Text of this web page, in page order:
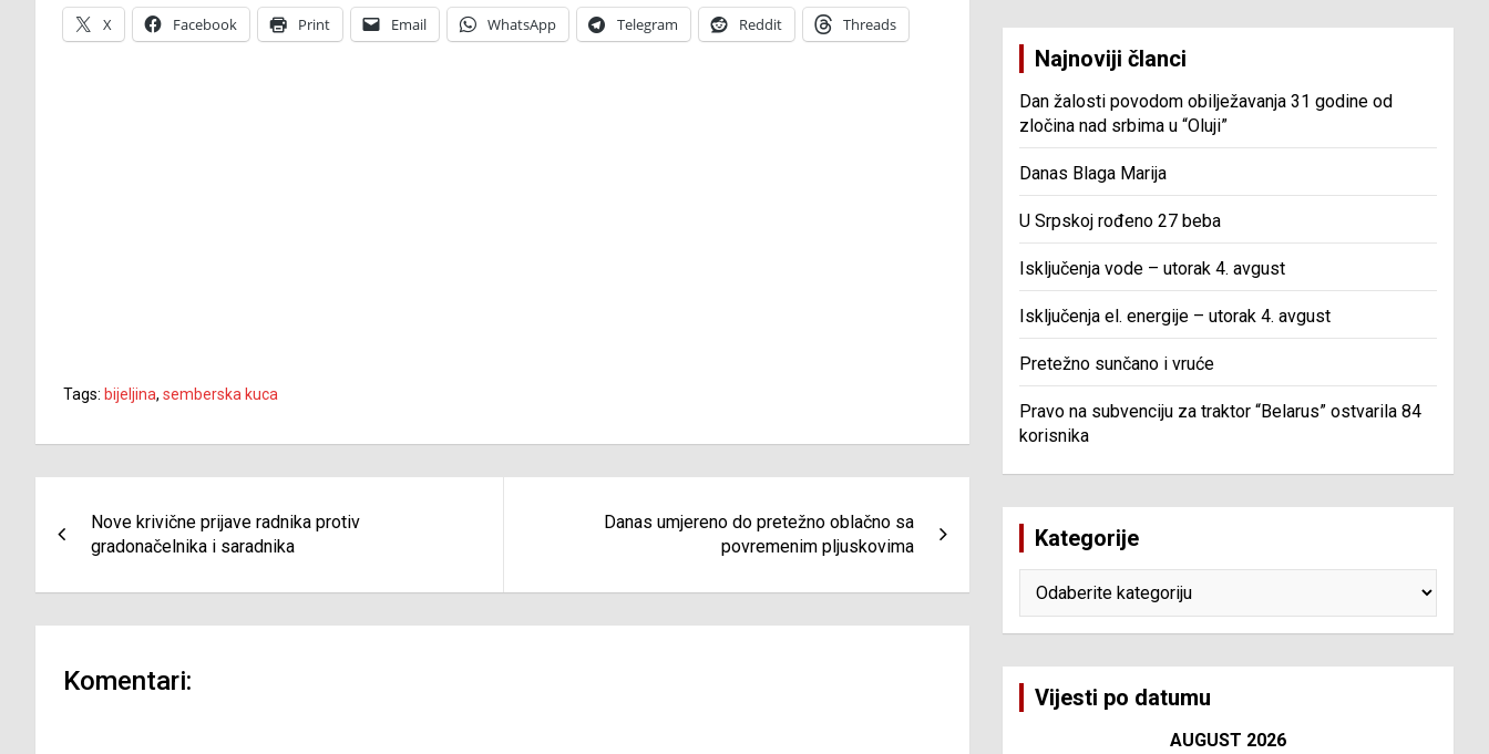
X Facebook Print Email WhatsApp Telegram Reddit Threads
Tags: bijeljina, semberska kuca
članaka
Nove krivične prijave radnika protiv
gradonačelnika i saradnika
Danas umjereno do pretežno oblačno sa
povremenim pljuskovima
Komentari:
Najnoviji članci
Dan žalosti povodom obilježavanja 31 godine od
zločina nad srbima u “Oluji”
Danas Blaga Marija
U Srpskoj rođeno 27 beba
Isključenja vode – utorak 4. avgust
Isključenja el. energije – utorak 4. avgust
Pretežno sunčano i vruće
Pravo na subvenciju za traktor “Belarus” ostvarila 84
korisnika
Kategorije
Vijesti po datumu
AUGUST 2026